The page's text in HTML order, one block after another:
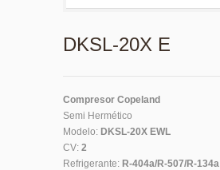
DKSL-20X E
Compresor Copeland
Semi Hermético
Modelo: DKSL-20X EWL
CV: 2
Refrigerante: R-404a/R-507/R-134a